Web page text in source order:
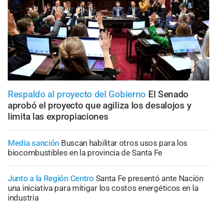
Respaldo al proyecto del Gobierno El Senado
aprobó el proyecto que agiliza los desalojos y
limita las expropiaciones
Media sanción Buscan habilitar otros usos para los
biocombustibles en la provincia de Santa Fe
Junto a la Región Centro Santa Fe presentó ante Nación
una iniciativa para mitigar los costos energéticos en la
industria